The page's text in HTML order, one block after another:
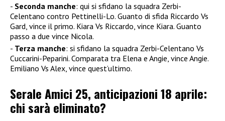
Seconda manche: qui si sfidano la squadra Zerbi-
Celentano contro Pettinelli-Lo. Guanto di sfida Riccardo Vs
Gard, vince il primo. Kiara Vs Riccardo, vince Kiara. Guanto
passo a due vince Nicola.
Terza manche: si sfidano la squadra Zerbi-Celentano Vs
Cuccarini-Peparini. Comparata tra Elena e Angie, vince Angie.
Emiliano Vs Alex, vince quest’ultimo.
Serale Amici 25, anticipazioni 18 aprile:
chi sarà eliminato?